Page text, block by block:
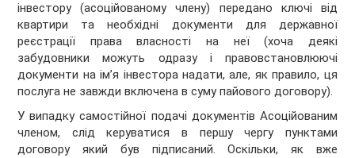
інвестору (асоційованому члену) передано ключі від
квартири та необхідні документи для державної
реєстрації права власності на неї (хоча деякі
забудовники можуть одразу і правовстановлюючі
документи на ім’я інвестора надати, але, як правило, ця
послуга не завжди включена в суму пайового договору).
У випадку самостійної подачі документів Асоційованим
членом, слід керуватися в першу чергу пунктами
договору який був підписаний. Оскільки, як вже